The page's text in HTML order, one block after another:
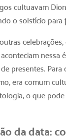
cultuavam
o solstício para
nessa
presentes. Para
era comum
o que
da data: